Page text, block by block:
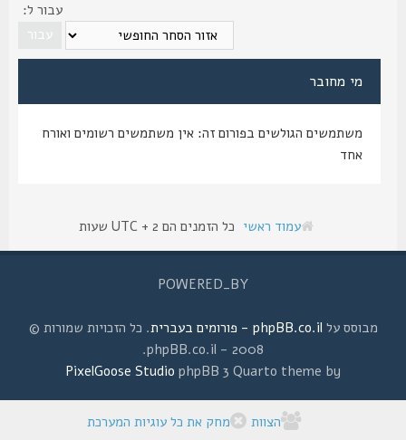
עבור ל:
מי מחובר
משתמשים הגולשים בפורום זה: אין משתמשים רשומים ואורח
עמוד ראשי כל הזמנים הם UTC + 2 שעות
POWERED_BY
מבוסס עלphpBB.co.il - פורומים בעברית
. כל הזכויות שמורות ©
2008 - phpBB.co.il.
phpBB 3 Quarto theme by
PixelGoose Studio
הצוות מחק את כל עוגיות המערכת